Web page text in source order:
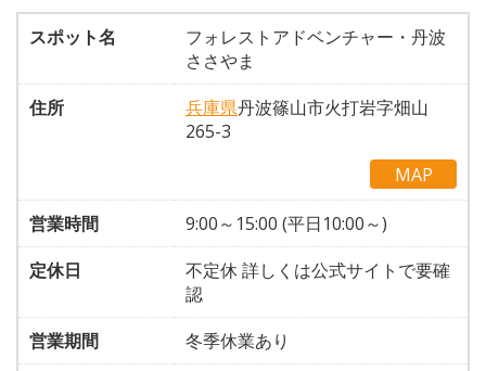
スポット名
フォレストアドベンチャー・丹波
ささやま
住所
兵庫県丹波篠山市火打岩字畑山
265-3
MAP
営業時間
9:00～15:00 (平日10:00～)
定休日
不定休 詳しくは公式サイトで要確
認
営業期間
冬季休業あり